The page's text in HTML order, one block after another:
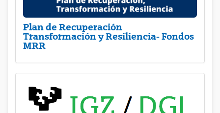
Plan de Recuperación
Transformación y Resiliencia- Fondos
MRR